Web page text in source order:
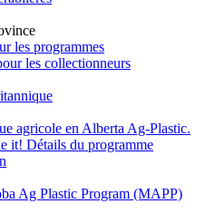
les programmes
les collectionneurs
agricole en Alberta Ag-Plastic.
it! Détails du programme
Ag Plastic Program (MAPP)